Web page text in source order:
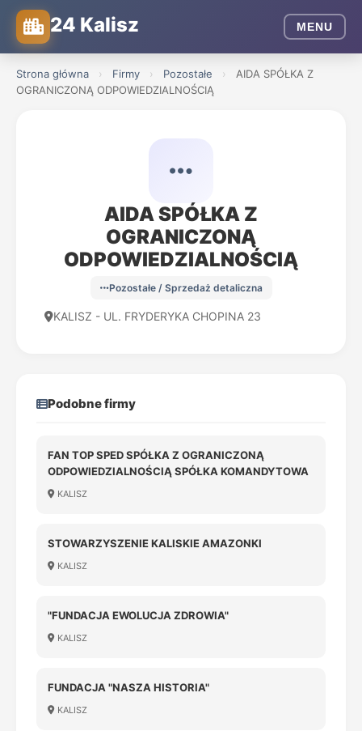
24 Kalisz MENU
Strona główna › Firmy › Pozostałe ›
AIDA SPÓŁKA Z
OGRANICZONĄ ODPOWIEDZIALNOŚCIĄ
AIDA SPÓŁKA Z
OGRANICZONĄ
ODPOWIEDZIALNOŚCIĄ
Pozostałe / Sprzedaż detaliczna
KALISZ - UL. FRYDERYKA CHOPINA 23
Podobne firmy
FAN TOP SPED SPÓŁKA Z OGRANICZONĄ
ODPOWIEDZIALNOŚCIĄ SPÓŁKA KOMANDYTOWA
KALISZ
STOWARZYSZENIE KALISKIE AMAZONKI
KALISZ
"FUNDACJA EWOLUCJA ZDROWIA"
KALISZ
FUNDACJA "NASZA HISTORIA"
KALISZ